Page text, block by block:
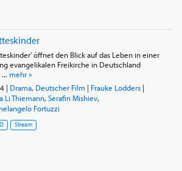
öffnet den Blick auf das Leben in einer
evangelikalen Freikirche in Deutschland
mehr »
| Drama, Deutscher Film | Frauke Lodders|
Li Thiemann, Serafin Mishiev,
Fortuzzi
Stream